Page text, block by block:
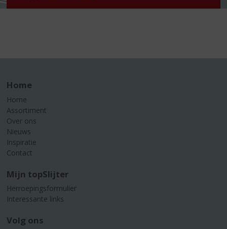
Home
Home
Assortiment
Over ons
Nieuws
Inspiratie
Contact
Mijn topSlijter
Herroepingsformulier
Interessante links
Volg ons